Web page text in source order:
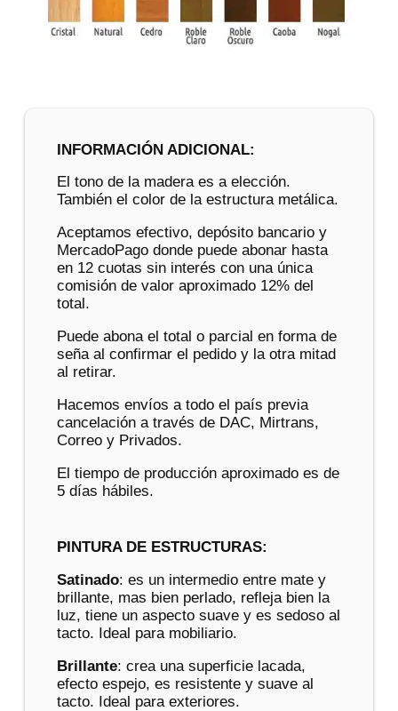
INFORMACIÓN ADICIONAL:
El tono de la madera es a elección.
También el color de la estructura metálica.
Aceptamos efectivo, depósito bancario y
MercadoPago donde puede abonar hasta
en 12 cuotas sin interés con una única
comisión de valor aproximado 12% del
total.
Puede abona el total o parcial en forma de
seña al confirmar el pedido y la otra mitad
al retirar.
Hacemos envíos a todo el país previa
cancelación a través de DAC, Mirtrans,
Correo y Privados.
El tiempo de producción aproximado es de
5 días hábiles.
PINTURA DE ESTRUCTURAS:
Satinado: es un intermedio entre mate y
brillante, mas bien perlado, refleja bien la
luz, tiene un aspecto suave y es sedoso al
tacto. Ideal para mobiliario.
Brillante: crea una superficie lacada,
efecto espejo, es resistente y suave al
tacto. Ideal para exteriores.